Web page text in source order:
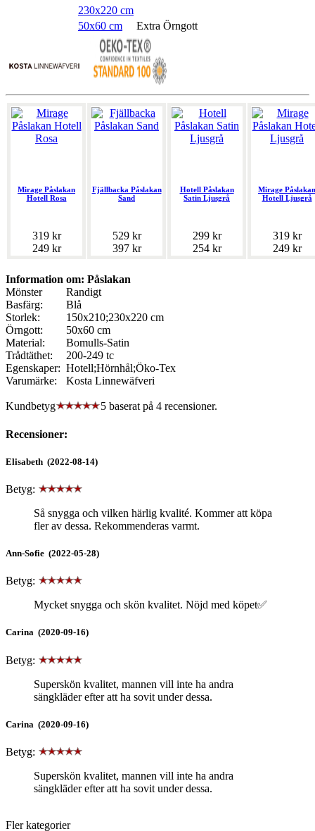
230x220 cm
50x60 cm
Extra Örngott
Mirage Påslakan
Hotell Rosa
319 kr
249 kr
Fjällbacka Påslakan
Sand
529 kr
397 kr
Hotell Påslakan
Satin Ljusgrå
299 kr
254 kr
Mirage Påslakan
Hotell Ljusgrå
319 kr
249 kr
Information om: Påslakan
Mönster
Randigt
Basfärg:
Blå
Storlek:
150x210;230x220 cm
Örngott:
50x60 cm
Material:
Bomulls-Satin
Trådtäthet:
200-249 tc
Egenskaper: Hotell;Hörnhål;Öko-Tex
Varumärke:
Kosta Linnewäfveri
Kundbetyg 5 baserat på 4 recensioner.
Recensioner:
Elisabeth (2022-08-14)
Betyg:
Så snygga och vilken härlig kvalité. Kommer att köpa
fler av dessa. Rekommenderas varmt.
Ann-Sofie (2022-05-28)
Betyg:
Mycket snygga och skön kvalitet. Nöjd med köpet✅
Carina (2020-09-16)
Betyg:
Superskön kvalitet, mannen vill inte ha andra
sängkläder efter att ha sovit under dessa.
Carina (2020-09-16)
Betyg:
Superskön kvalitet, mannen vill inte ha andra
sängkläder efter att ha sovit under dessa.
Fler kategorier